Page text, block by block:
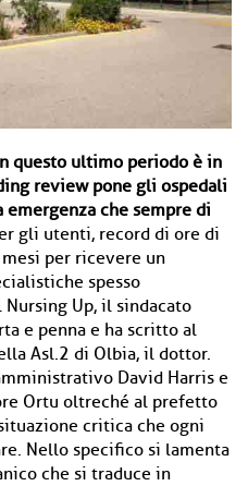
questo ultimo periodo è in
review pone gli ospedali
che sempre di
gli utenti, record di ore di
per ricevere un
spesso
Nursing Up, il sindacato
e penna e ha scritto al
Asl.2 di Olbia, il dottor.
David Harris e
Ortu oltreché al prefetto
critica che ogni
Nello specifico si lamenta
che si traduce in